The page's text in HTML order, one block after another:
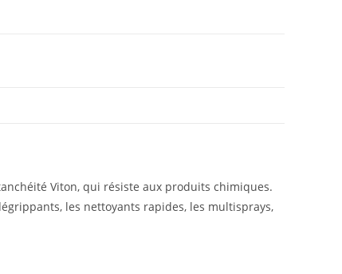
Viton, qui résiste aux produits chimiques.
les nettoyants rapides, les multisprays,